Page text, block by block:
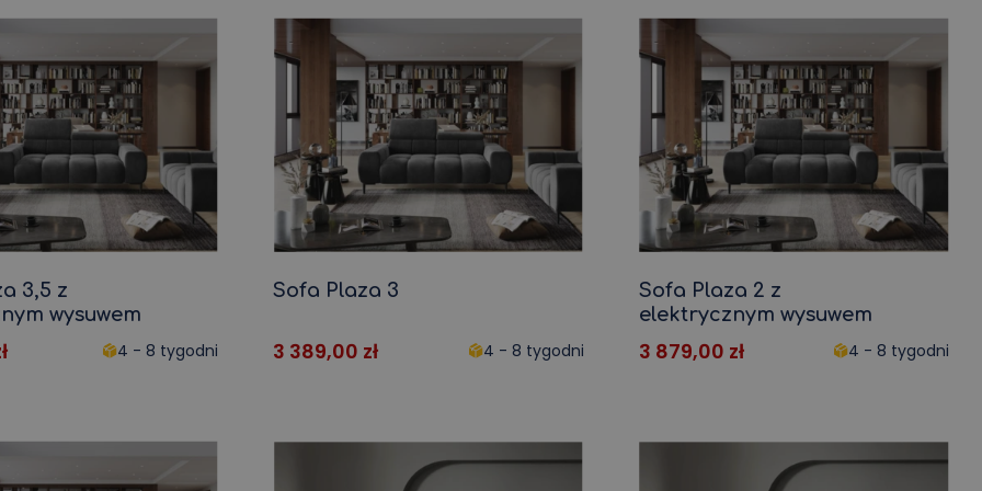
Zarejestruj się
Łóżka 160x200
Łóżka 180x200
Półka na zabawki
Krzesła i fotele
robocze
Krzesła do jadalni
Krzesło biurowe
Krzesło dziecięce
Stołek barowy
Krzesło biurowe
Akcesoria meblowe i
pielęgnacja
Poduszki
Narzuty
Pokrowiec na siedzenie
Zapachy do mieszkań
Środki czyszczące
Meble do przedpokoju
Wieszak do przedpokoju
Szafa w przedpokoju
Mały korytarz
Policja
Półka ścienna
Półki na ścianie
3,5 z
wysuwem
4 - 8 tygodni
Sofa Plaza 3
3 389,00 zł 4 - 8 tygodni
Sofa Plaza 2 z
elektrycznym wysuwem
3 879,00 zł 4 - 8 tygodni